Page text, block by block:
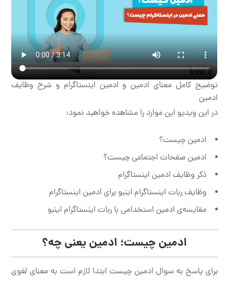
توضیح کامل معنای ادمین و ادمین اینستاگرام و شرح وظایف
ادمین
در این ویدیو این موارد را مشاهده خواهید نمود:
ادمین چیست؟
ادمین صفحات اجتماعی چیست؟
ذکر وظایف ادمین اینستاگرام
وظایف ربات اینستاگرام اینبو برای ادمین اینستاگرام
مقایسه‌ی ادمین استخدامی با ربات اینستاگرام اینبو
ادمین چیست؛ ادمین یعنی چه؟
برای پاسخ به سوال ادمین چیست ابتدا لازم است به معنای لغوی